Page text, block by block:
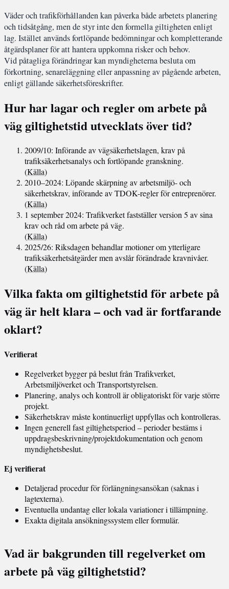
Väder och trafikförhållanden kan påverka både arbetets planering
och tidsåtgång, men de styr inte den formella giltigheten enligt
lag. Istället används fortlöpande bedömningar och kompletterande
åtgärdsplaner för att hantera uppkomna risker och behov.
Vid påtagliga förändringar kan myndigheterna besluta om
förkortning, senareläggning eller anpassning av pågående arbeten,
enligt gällande säkerhetsföreskrifter.
Hur har lagar och regler om arbete på
väg giltighetstid utvecklats över tid?
2009/10: Införande av vägsäkerhetslagen, krav på
trafiksäkerhetsanalys och fortlöpande granskning.
(Källa)
2010–2024: Löpande skärpning av arbetsmiljö- och
säkerhetskrav, införande av TDOK-regler för entreprenörer.
(Källa)
1 september 2024: Trafikverket fastställer version 5 av sina
krav och råd om arbete på väg.
(Källa)
2025/26: Riksdagen behandlar motioner om ytterligare
trafiksäkerhetsåtgärder men avslår förändrade kravnivåer.
(Källa)
Vilka fakta om giltighetstid för arbete på
väg är helt klara – och vad är fortfarande
oklart?
Verifierat
Regelverket bygger på beslut från Trafikverket,
Arbetsmiljöverket och Transportstyrelsen.
Planering, analys och kontroll är obligatoriskt för varje större
projekt.
Säkerhetskrav måste kontinuerligt uppfyllas och kontrolleras.
Ingen generell fast giltighetsperiod – perioder bestäms i
uppdragsbeskrivning/projektdokumentation och genom
myndighetsbeslut.
Ej verifierat
Detaljerad procedur för förlängningsansökan (saknas i
lagtexterna).
Eventuella undantag eller lokala variationer i tillämpning.
Exakta digitala ansökningssystem eller formulär.
Vad är bakgrunden till regelverket om
arbete på väg giltighetstid?